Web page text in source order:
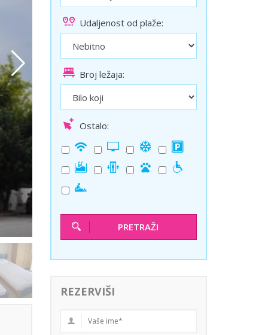
Solun polazak iz Niša
Temišvar polazak iz Niša
Udaljenost od plaže:
Broj ležaja:
Ostalo:
PRETRAŽI
REZERVIŠI